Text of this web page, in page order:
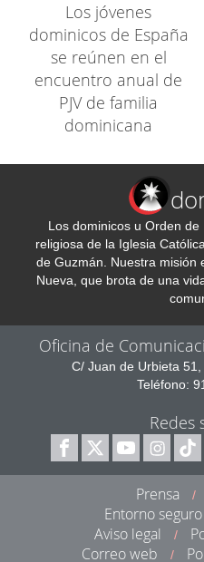
Los jóvenes
dominicos de España
se reúnen en el
encuentro anual de
PJV de familia
dominicana
Los dominicos u Orden
religiosa de la Iglesia
de Guzmán. Nuestra misión
Nueva, que brota de una
Oficina de
C/ Juan de Urbieta
Teléfono:
Redes
Prensa /
Entorno seguro
Aviso legal
/
Correo web
/